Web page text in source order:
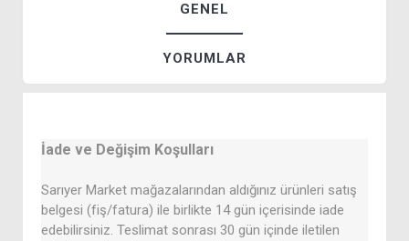
GENEL
YORUMLAR
İade ve Değişim Koşulları
Sarıyer Market mağazalarından aldığınız ürünleri satış
belgesi (fiş/fatura) ile birlikte 14 gün içerisinde iade
edebilirsiniz. Teslimat sonrası 30 gün içinde iletilen